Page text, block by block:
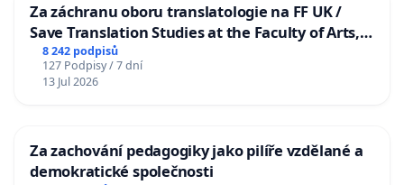
Za záchranu oboru translatologie na FF UK /
Save Translation Studies at the Faculty of Arts,
Charles University
8 242 podpisů
127 Podpisy / 7 dní
13 Jul 2026
Za zachování pedagogiky jako pilíře vzdělané a
demokratické společnosti